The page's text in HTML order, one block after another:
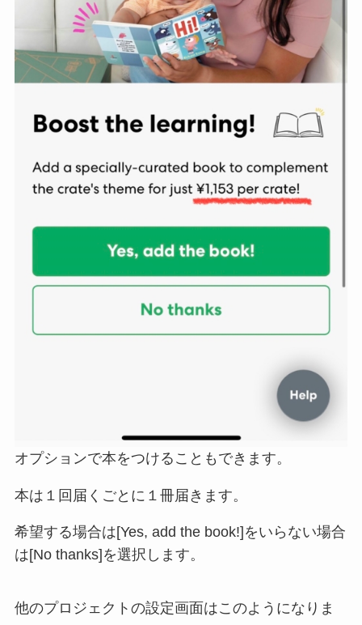
オプションで本をつけることもできます。
本は１回届くごとに１冊届きます。
希望する場合は[Yes, add the book!]をいらない場合
は[No thanks]を選択します。
他のプロジェクトの設定画面はこのようになりま